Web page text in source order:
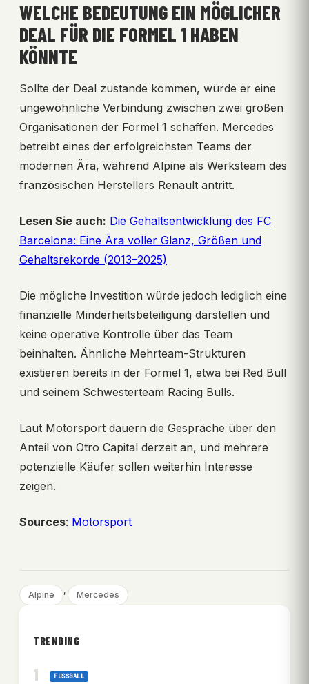
WELCHE BEDEUTUNG EIN MÖGLICHER
DEAL FÜR DIE FORMEL 1 HABEN
KÖNNTE
Sollte der Deal zustande kommen, würde er eine
ungewöhnliche Verbindung zwischen zwei großen
Organisationen der Formel 1 schaffen. Mercedes
betreibt eines der erfolgreichsten Teams der
modernen Ära, während Alpine als Werksteam des
französischen Herstellers Renault antritt.
Lesen Sie auch: Die Gehaltsentwicklung des FC
Barcelona: Eine Ära voller Glanz, Größen und
Gehaltsrekorde (2013–2025)
Die mögliche Investition würde jedoch lediglich eine
finanzielle Minderheitsbeteiligung darstellen und
keine operative Kontrolle über das Team
beinhalten. Ähnliche Mehrteam-Strukturen
existieren bereits in der Formel 1, etwa bei Red Bull
und seinem Schwesterteam Racing Bulls.
Laut Motorsport dauern die Gespräche über den
Anteil von Otro Capital derzeit an, und mehrere
potenzielle Käufer sollen weiterhin Interesse
zeigen.
Sources: Motorsport
Alpine , Mercedes
TRENDING
FUSSBALL